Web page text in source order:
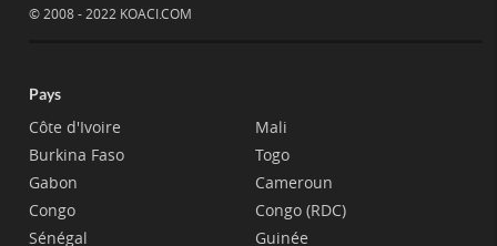
© 2008 - 2022 KOACI.COM
Pays
Côte d'Ivoire
Burkina Faso
Gabon
Congo
Sénégal
Mali
Togo
Cameroun
Congo (RDC)
Guinée